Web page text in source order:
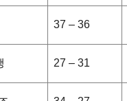
37 – 36
27 – 31